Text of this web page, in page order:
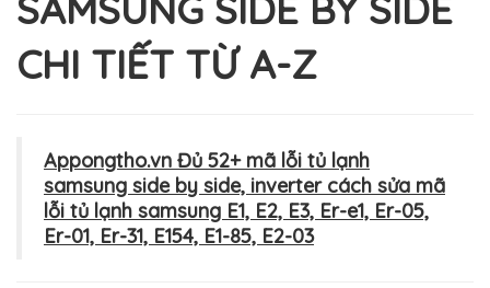
CHI TIẾT TỪ A-Z
Appongtho.vn Đủ 52+ mã lỗi tủ lạnh
samsung side by side, inverter cách sửa mã
lỗi tủ lạnh samsung E1, E2, E3, Er-e1, Er-05,
Er-01, Er-31, E154, E1-85, E2-03